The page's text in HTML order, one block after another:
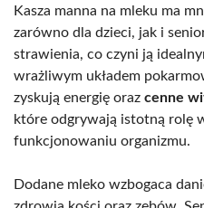
Kasza manna na mleku ma
zarówno dla dzieci, jak i
strawienia, co czyni ją
wrażliwym układem
zyskują energię oraz cenne
które odgrywają istotną rolę
funkcjonowaniu organizmu.
Dodane mleko wzbogaca